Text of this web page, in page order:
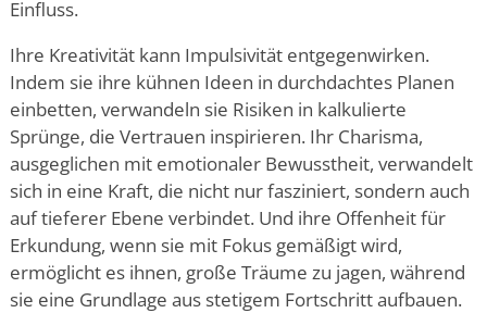
Einfluss.
Ihre Kreativität kann Impulsivität entgegenwirken.
Indem sie ihre kühnen Ideen in durchdachtes Planen
einbetten, verwandeln sie Risiken in kalkulierte
Sprünge, die Vertrauen inspirieren. Ihr Charisma,
ausgeglichen mit emotionaler Bewusstheit, verwandelt
sich in eine Kraft, die nicht nur fasziniert, sondern auch
auf tieferer Ebene verbindet. Und ihre Offenheit für
Erkundung, wenn sie mit Fokus gemäßigt wird,
ermöglicht es ihnen, große Träume zu jagen, während
sie eine Grundlage aus stetigem Fortschritt aufbauen.